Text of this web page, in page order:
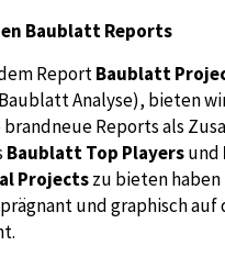
Baublatt Reports
ReportBaublatt
Analyse), bieten
Reports als
Baublatt Top Playersund
Projectszu bieten haben
und graphisch auf